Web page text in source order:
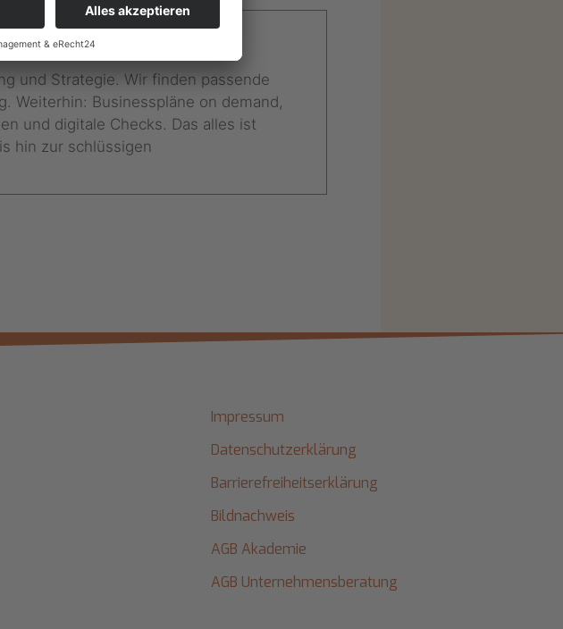
und Strategie. Wir finden passende
Weiterhin: Businesspläne on demand,
und digitale Checks. Das alles ist
hin zur schlüssigen
Impressum
Datenschutzerklärung
Barrierefreiheitserklärung
Bildnachweis
AGB Akademie
AGB Unternehmensberatung